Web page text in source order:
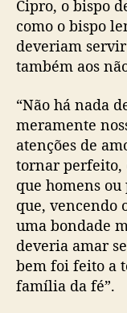
Cipro, o bispo
como o bispo
deveriam servir
também aos
“Não há nada
meramente
atenções de
tornar perfeito,
que homens
que, vencendo
uma bondade
deveria amar
bem foi feito a
família da fé”.